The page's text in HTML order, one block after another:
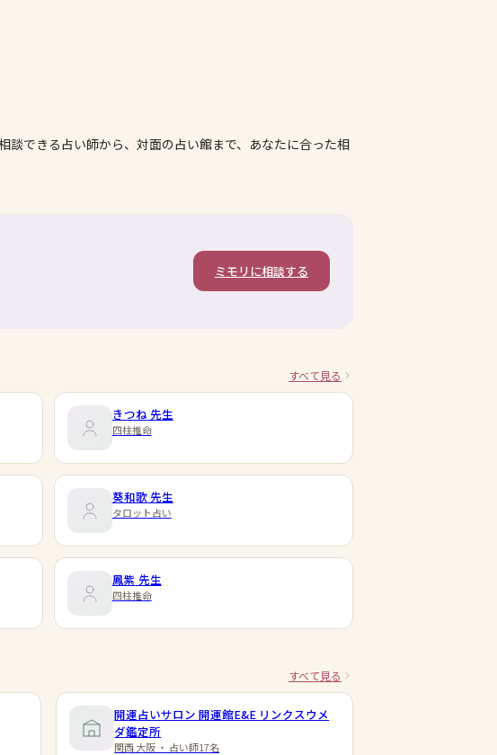
できる占い師から、対面の占い館まで、あなたに合った相
ミモリに相談する
すべて見る
きつね先生
四柱推命
葵和歌先生
タロット占い
鳳紫 先生
四柱推命
すべて見る
開運占いサロン 開運館E&E リンクスウメ
ダ鑑定所
関西 大阪 ・ 占い師17名